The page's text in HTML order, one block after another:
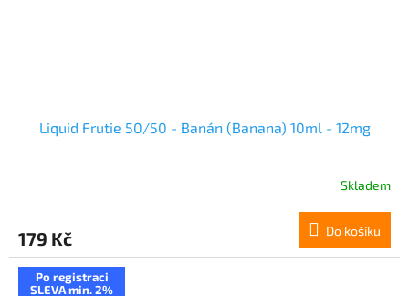
Liquid Frutie 50/50 - Banán (Banana) 10ml - 12mg
Skladem
179 Kč Do košíku
Po registraci
SLEVA min. 2%